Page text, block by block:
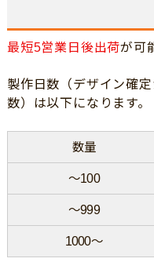
最短5営業日後出荷が可
製作日数（デザイン確
数）は以下になります。
数量
～100
～999
1000～